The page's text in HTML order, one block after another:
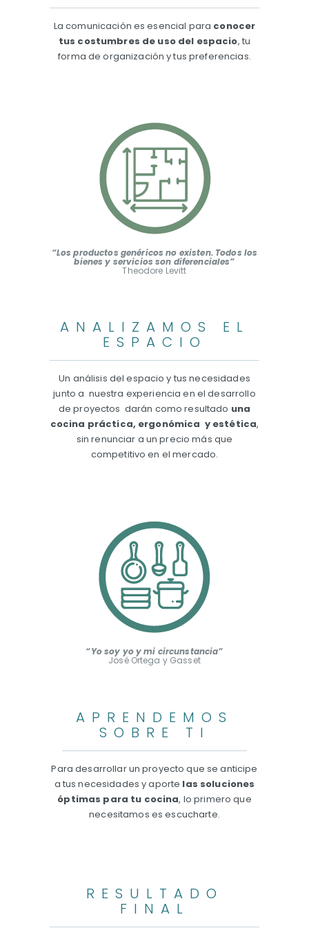
La comunicación es esencial para conocer
tus costumbres de uso del espacio, tu
forma de organización y tus preferencias.
“Los productos genéricos no existen. Todos los
bienes y servicios son diferenciales”
Theodore Levitt
ANALIZAMOS EL
ESPACIO
Un análisis del espacio y tus necesidades
junto a nuestra experiencia en el desarrollo
de proyectos darán como resultado una
cocina práctica, ergonómica y estética,
sin renunciar a un precio más que
competitivo en el mercado.
“Yo soy yo y mi circunstancia”
José Ortega y Gasset
APRENDEMOS
SOBRE TI
Para desarrollar un proyecto que se anticipe
a tus necesidades y aporte las soluciones
óptimas para tu cocina, lo primero que
necesitamos es escucharte.
RESULTADO
FINAL